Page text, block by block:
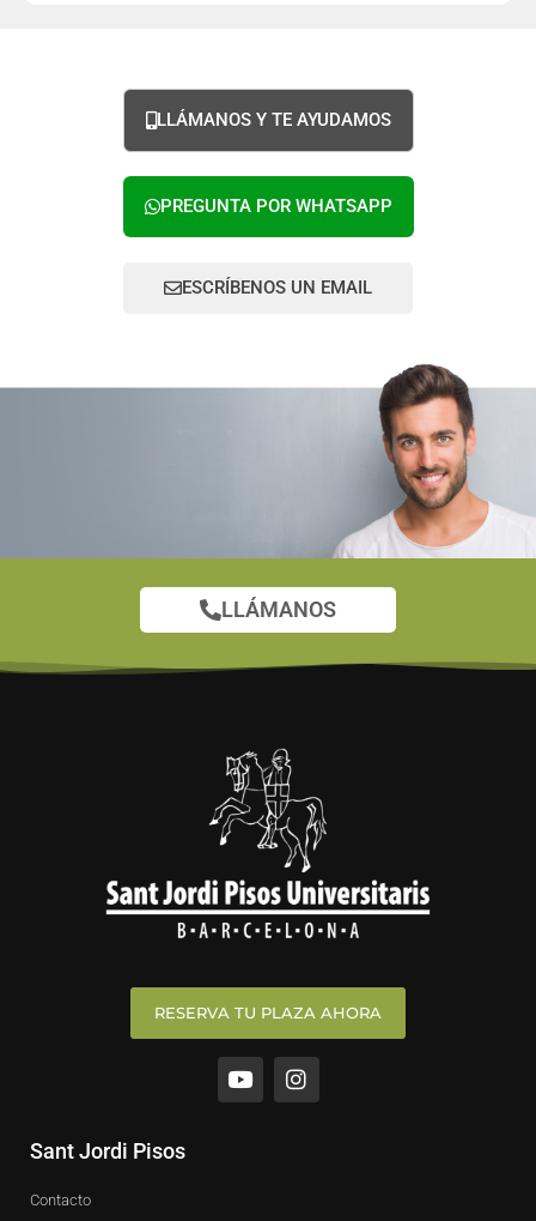
LLÁMANOS Y TE AYUDAMOS
PREGUNTA POR WHATSAPP
ESCRÍBENOS UN EMAIL
¿Tienes alguna duda?
En nuestra sección FAQ encontrarás
más respuestas
LLÁMANOS
RESERVA TU PLAZA AHORA
o
u
n
s
Sant Jordi Pisos
Contacto